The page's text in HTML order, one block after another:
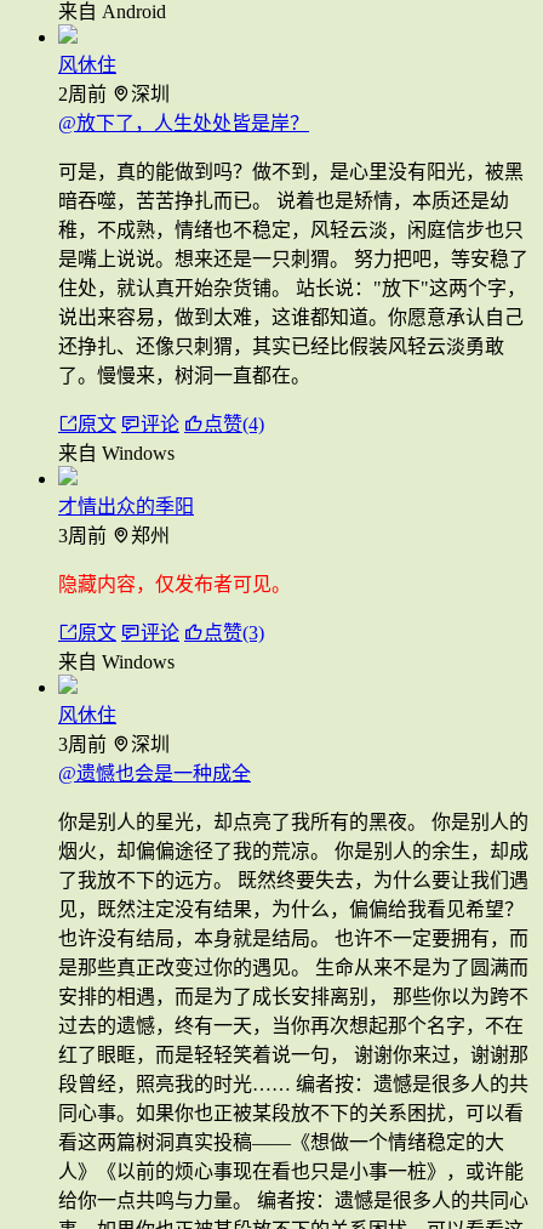
来自 Android
风休住
2周前
深圳
@放下了，人生处处皆是岸？
可是，真的能做到吗？做不到，是心里没有阳光，被黑
暗吞噬，苦苦挣扎而已。 说着也是矫情，本质还是幼
稚，不成熟，情绪也不稳定，风轻云淡，闲庭信步也只
是嘴上说说。想来还是一只刺猬。 努力把吧，等安稳了
住处，就认真开始杂货铺。 站长说："放下"这两个字，
说出来容易，做到太难，这谁都知道。你愿意承认自己
还挣扎、还像只刺猬，其实已经比假装风轻云淡勇敢
了。慢慢来，树洞一直都在。
原文 评论
点赞(4)
来自 Windows
才情出众的季阳
3周前
郑州
隐藏内容，仅发布者可见。
原文 评论
点赞(3)
来自 Windows
风休住
3周前
深圳
@遗憾也会是一种成全
你是别人的星光，却点亮了我所有的黑夜。 你是别人的
烟火，却偏偏途径了我的荒凉。 你是别人的余生，却成
了我放不下的远方。 既然终要失去，为什么要让我们遇
见，既然注定没有结果，为什么，偏偏给我看见希望？
也许没有结局，本身就是结局。 也许不一定要拥有，而
是那些真正改变过你的遇见。 生命从来不是为了圆满而
安排的相遇，而是为了成长安排离别， 那些你以为跨不
过去的遗憾，终有一天，当你再次想起那个名字，不在
红了眼眶，而是轻轻笑着说一句， 谢谢你来过，谢谢那
段曾经，照亮我的时光…… 编者按：遗憾是很多人的共
同心事。如果你也正被某段放不下的关系困扰，可以看
看这两篇树洞真实投稿——《想做一个情绪稳定的大
人》《以前的烦心事现在看也只是小事一桩》，或许能
给你一点共鸣与力量。 编者按：遗憾是很多人的共同心